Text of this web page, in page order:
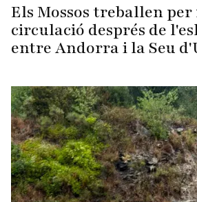
Els Mossos treballen
circulació després de
entre Andorra i la Seu